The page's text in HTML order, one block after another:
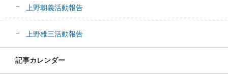
上野朝義活動報告
上野雄三活動報告
記事カレンダー